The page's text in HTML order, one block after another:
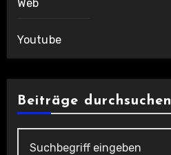
Web
Youtube
Beiträge durchsuchen